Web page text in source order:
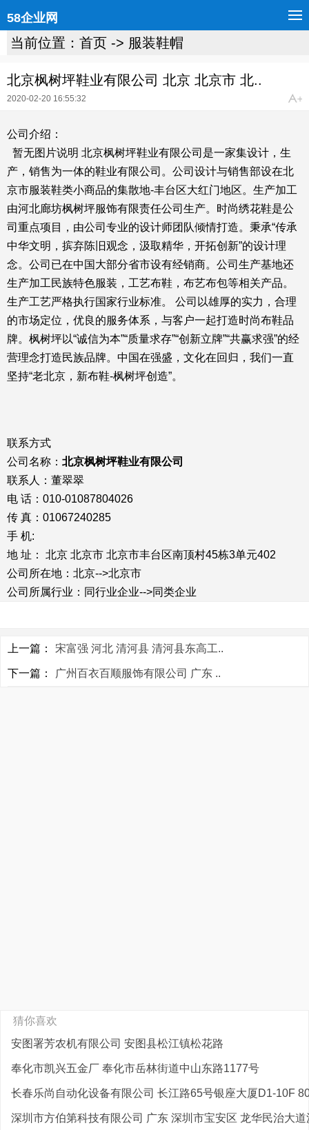
58企业网
当前位置： 首页 -> 服装鞋帽
北京枫树坪鞋业有限公司 北京 北京市 北..
2020-02-20 16:55:32
公司介绍：
暂无图片说明 北京枫树坪鞋业有限公司是一家集设计，生
产，销售为一体的鞋业有限公司。公司设计与销售部设在北
京市服装鞋类小商品的集散地-丰台区大红门地区。生产加工
由河北廊坊枫树坪服饰有限责任公司生产。时尚绣花鞋是公
司重点项目，由公司专业的设计师团队倾情打造。秉承“传承
中华文明，摈弃陈旧观念，汲取精华，开拓创新”的设计理
念。公司已在中国大部分省市设有经销商。公司生产基地还
生产加工民族特色服装，工艺布鞋，布艺布包等相关产品。
生产工艺严格执行国家行业标准。 公司以雄厚的实力，合理
的市场定位，优良的服务体系，与客户一起打造时尚布鞋品
牌。枫树坪以“诚信为本”“质量求存”“创新立牌”“共赢求强”的经
营理念打造民族品牌。中国在强盛，文化在回归，我们一直
坚持“老北京，新布鞋-枫树坪创造”。
联系方式
公司名称： 北京枫树坪鞋业有限公司
联系人：董翠翠
电 话：010-01087804026
传 真：01067240285
手 机:
地 址： 北京 北京市 北京市丰台区南顶村45栋3单元402
公司所在地：北京-->北京市
公司所属行业：同行业企业-->同类企业
上一篇： 宋富强 河北 清河县 清河县东高工..
下一篇： 广州百衣百顺服饰有限公司 广东 ..
猜你喜欢
安图署芳农机有限公司 安图县松江镇松花路
奉化市凯兴五金厂 奉化市岳林街道中山东路1177号
长春乐尚自动化设备有限公司 长江路65号银座大厦D1-10F
深圳市方伯第科技有限公司 广东 深圳市宝安区 龙华民治大道